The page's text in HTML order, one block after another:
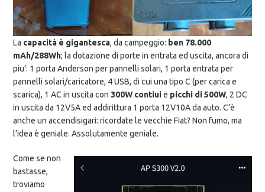
La capacità è gigantesca, da campeggio: ben 78.000
mAh/288Wh; la dotazione di porte in entrata ed uscita, ancora di
piu’: 1 porta Anderson per pannelli solari, 1 porta entrata per
pannelli solari/caricatore, 4 USB, di cui una tipo C (per carica e
scarica), 1 AC in uscita con 300W contiuie picchi di 500W, 2 DC
in uscita da 12V5A ed addirittura 1 porta 12V10A da auto. C’è
anche un accendisigari: ricordate le vecchie Fiat? Non fumo, ma
l’idea è geniale. Assolutamente geniale.
Come se non
bastasse,
troviamo